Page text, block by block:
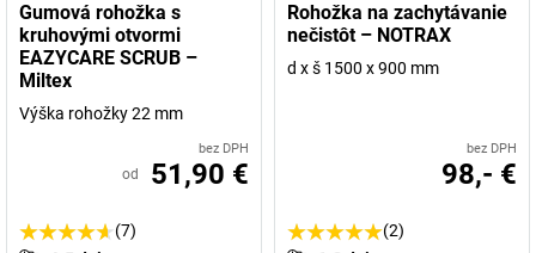
Gumová rohožka s
kruhovými otvormi
EAZYCARE SCRUB –
Miltex
Výška rohožky 22 mm
bez DPH
od 51,90 €
(7)
Rohožka na zachytávanie
nečistôt – NOTRAX
d x š 1500 x 900 mm
bez DPH
98,- €
(2)